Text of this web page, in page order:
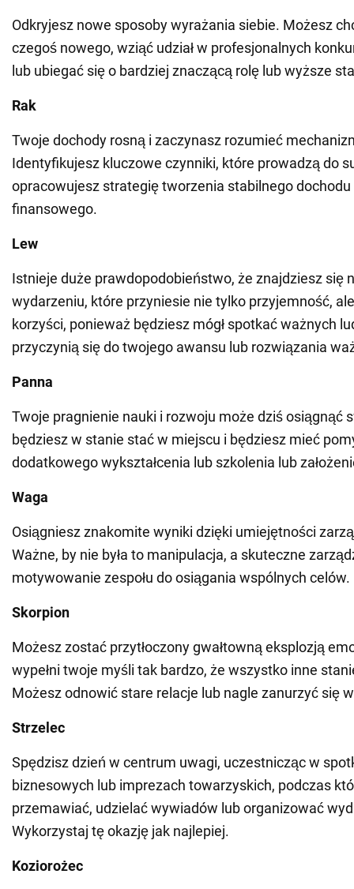
Odkryjesz nowe sposoby wyrażania siebie. Możesz
czegoś nowego, wziąć udział w profesjonalnych
lub ubiegać się o bardziej znaczącą rolę lub wyższe
Rak
Twoje dochody rosną i zaczynasz rozumieć
Identyfikujesz kluczowe czynniki, które prowadzą do
opracowujesz strategię tworzenia stabilnego
finansowego.
Lew
Istnieje duże prawdopodobieństwo, że znajdziesz się
wydarzeniu, które przyniesie nie tylko przyjemność,
korzyści, ponieważ będziesz mógł spotkać ważnych
przyczynią się do twojego awansu lub rozwiązania
Panna
Twoje pragnienie nauki i rozwoju może dziś osiągnąć
będziesz w stanie stać w miejscu i będziesz mieć
dodatkowego wykształcenia lub szkolenia lub
Waga
Osiągniesz znakomite wyniki dzięki umiejętności
Ważne, by nie była to manipulacja, a skuteczne
motywowanie zespołu do osiągania wspólnych celów.
Skorpion
Możesz zostać przytłoczony gwałtowną eksplozją
wypełni twoje myśli tak bardzo, że wszystko inne
Możesz odnowić stare relacje lub nagle zanurzyć się
Strzelec
Spędzisz dzień w centrum uwagi, uczestnicząc w
biznesowych lub imprezach towarzyskich, podczas
przemawiać, udzielać wywiadów lub organizować
Wykorzystaj tę okazję jak najlepiej.
Koziorożec